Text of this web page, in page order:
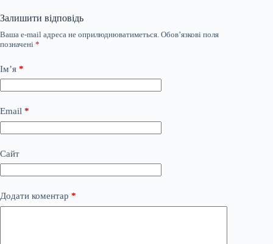
Залишити відповідь
Ваша e-mail адреса не оприлюднюватиметься. Обов’язкові поля
позначені *
Ім’я *
Email *
Сайт
Додати коментар *